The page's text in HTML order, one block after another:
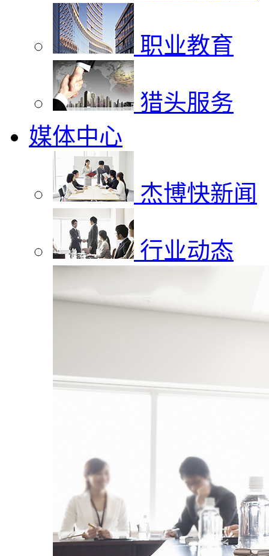
职业教育
猎头服务
媒体中心
杰博快新闻
行业动态